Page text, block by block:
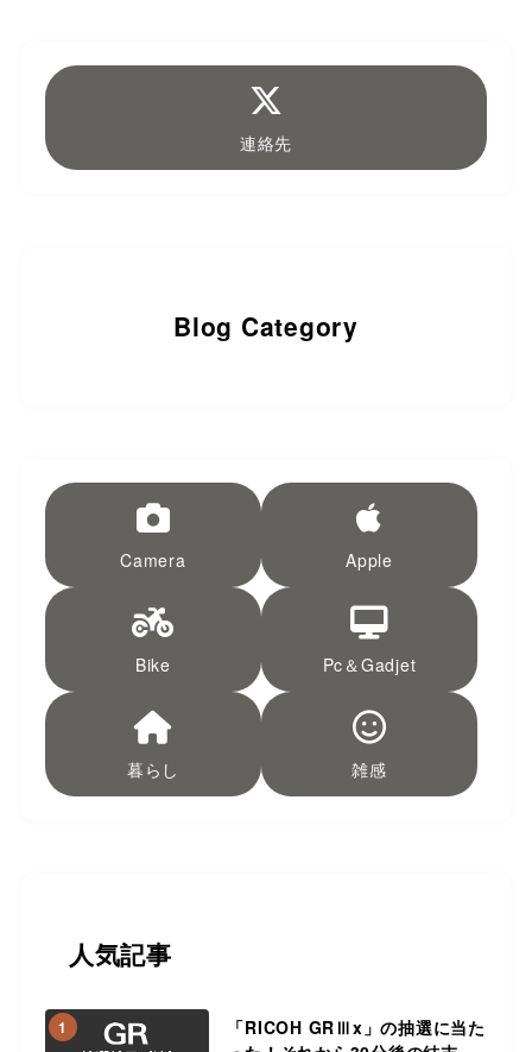
連絡先
Blog Category
Camera Apple
Bike Pc＆Gadjet
暮らし 雑感
人気記事
1
「RICOH GRⅢx」の抽選に当た